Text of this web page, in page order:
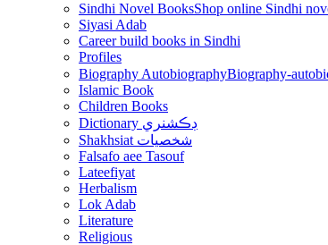
Sindhi Novel Books
Siyasi Adab
Career build books in Sindhi
Profiles
Biography Autobiography
Islamic Book
Children Books
Dictionary ڊڪشنري
Shakhsiat شخصيات
Falsafo aee Tasouf
Lateefiyat
Herbalism
Lok Adab
Literature
Religious